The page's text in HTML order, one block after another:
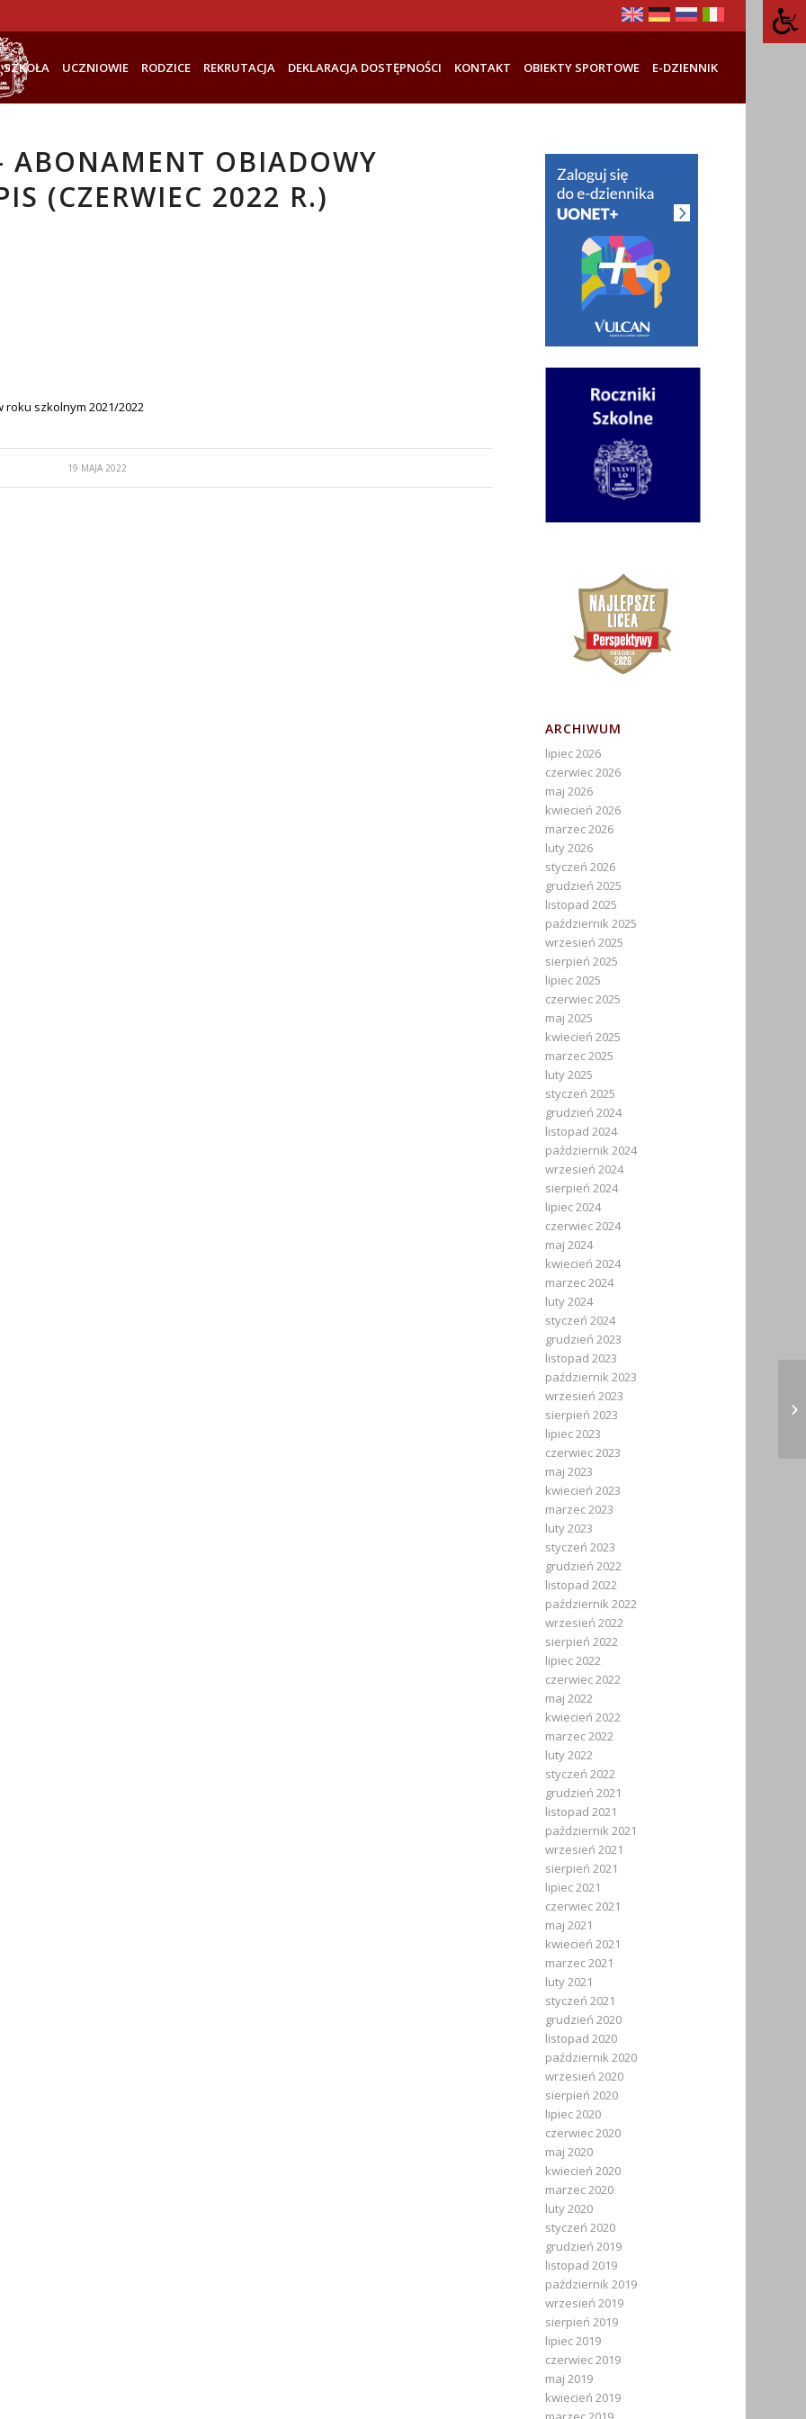
SZKOŁA UCZNIOWIE RODZICE REKRUTACJA DEKLARACJA DOSTĘPNOŚCI KONTAKT OBIEKTY SPORTOWE E-DZIENNIK
ABONAMENT OBIADOWY
(CZERWIEC 2022 R.)
szkolnym 2021/2022
19 MAJA 2022
ARCHIWUM
lipiec 2026
czerwiec 2026
maj 2026
kwiecień 2026
marzec 2026
luty 2026
styczeń 2026
grudzień 2025
listopad 2025
październik 2025
wrzesień 2025
sierpień 2025
lipiec 2025
czerwiec 2025
maj 2025
kwiecień 2025
marzec 2025
luty 2025
styczeń 2025
grudzień 2024
listopad 2024
październik 2024
wrzesień 2024
sierpień 2024
lipiec 2024
czerwiec 2024
maj 2024
kwiecień 2024
marzec 2024
luty 2024
styczeń 2024
grudzień 2023
listopad 2023
październik 2023
wrzesień 2023
sierpień 2023
lipiec 2023
czerwiec 2023
maj 2023
kwiecień 2023
marzec 2023
luty 2023
styczeń 2023
grudzień 2022
listopad 2022
październik 2022
wrzesień 2022
sierpień 2022
lipiec 2022
czerwiec 2022
maj 2022
kwiecień 2022
marzec 2022
luty 2022
styczeń 2022
grudzień 2021
listopad 2021
październik 2021
wrzesień 2021
sierpień 2021
lipiec 2021
czerwiec 2021
maj 2021
kwiecień 2021
marzec 2021
luty 2021
styczeń 2021
grudzień 2020
listopad 2020
październik 2020
wrzesień 2020
sierpień 2020
lipiec 2020
czerwiec 2020
maj 2020
kwiecień 2020
marzec 2020
luty 2020
styczeń 2020
grudzień 2019
listopad 2019
październik 2019
wrzesień 2019
sierpień 2019
lipiec 2019
czerwiec 2019
maj 2019
kwiecień 2019